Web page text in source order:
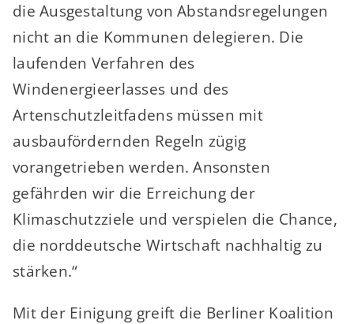
die Ausgestaltung von Abstandsregelungen
nicht an die Kommunen delegieren. Die
laufenden Verfahren des
Windenergieerlasses und des
Artenschutzleitfadens müssen mit
ausbaufördernden Regeln zügig
vorangetrieben werden. Ansonsten
gefährden wir die Erreichung der
Klimaschutzziele und verspielen die Chance,
die norddeutsche Wirtschaft nachhaltig zu
stärken.“
Mit der Einigung greift die Berliner Koalition